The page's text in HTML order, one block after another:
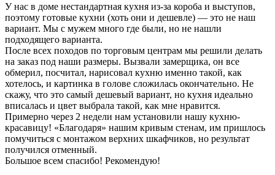
У нас в доме нестандартная кухня из-за короба и выступов,
поэтому готовые кухни (хоть они и дешевле) — это не наш
вариант. Мы с мужем много где были, но не нашли
подходящего варианта.
После всех походов по торговым центрам мы решили делать
на заказ под наши размеры. Вызвали замерщика, он все
обмерил, посчитал, нарисовал кухню именно такой, как
хотелось, и картинка в голове сложилась окончательно. Не
скажу, что это самый дешевый вариант, но кухня идеально
вписалась и цвет выбрала такой, как мне нравится.
Примерно через 2 недели нам установили нашу кухню-
красавицу! «Благодаря» нашим кривым стенам, им пришлось
помучиться с монтажом верхних шкафчиков, но результат
получился отменный.
Большое всем спасибо! Рекомендую!